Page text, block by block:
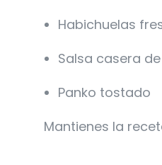
Habichuelas
Salsa casera
Panko tostado
Mantienes la